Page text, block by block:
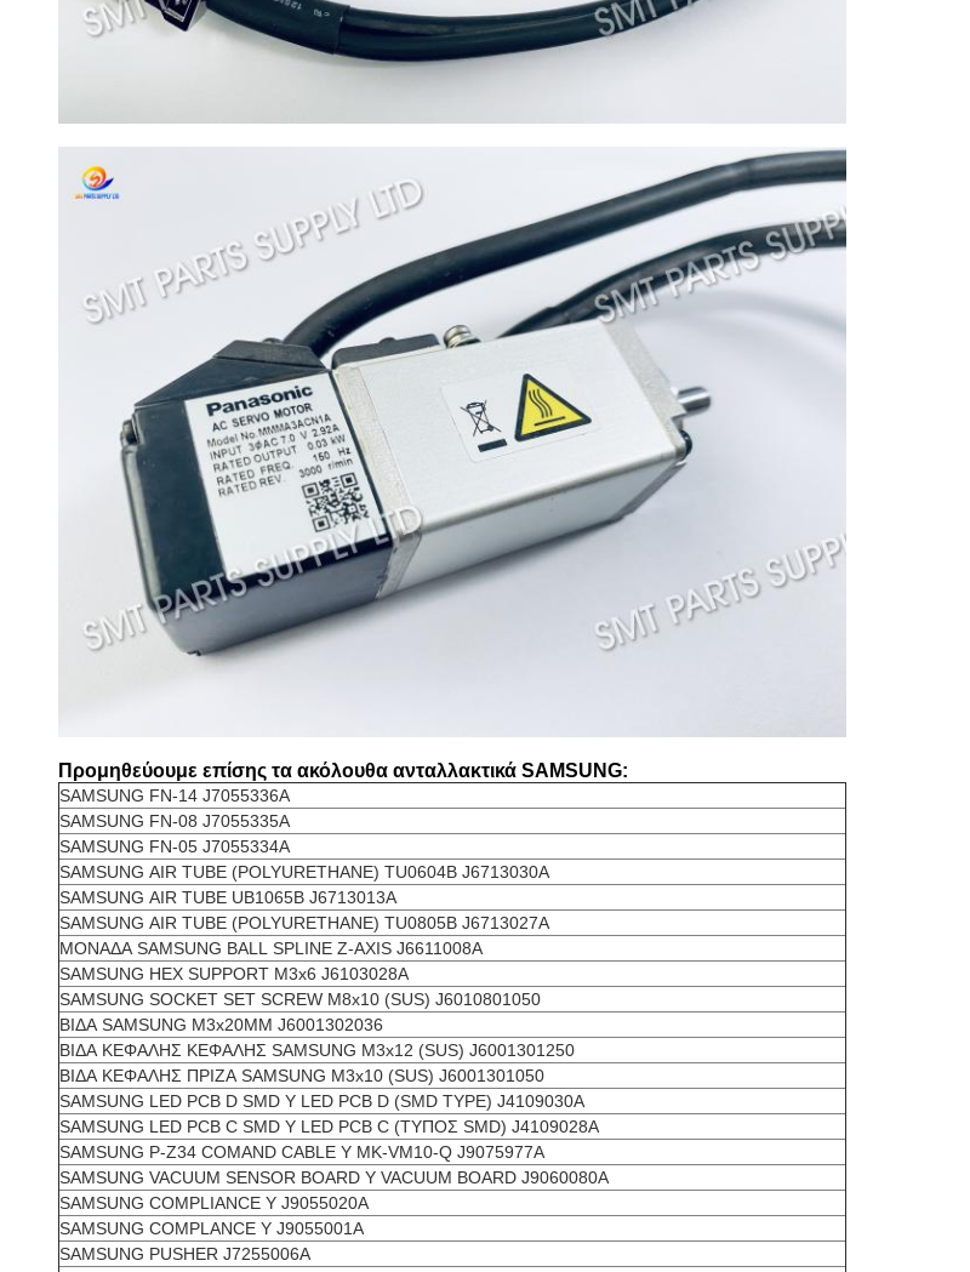
Προμηθεύουμε επίσης τα ακόλουθα ανταλλακτικά SAMSUNG:
SAMSUNG FN-14 J7055336A
SAMSUNG FN-08 J7055335A
SAMSUNG FN-05 J7055334A
SAMSUNG AIR TUBE (POLYURETHANE) TU0604B J6713030A
SAMSUNG AIR TUBE UB1065B J6713013A
SAMSUNG AIR TUBE (POLYURETHANE) TU0805B J6713027A
ΜΟΝΑΔΑ SAMSUNG BALL SPLINE Z-AXIS J6611008A
SAMSUNG HEX SUPPORT M3x6 J6103028A
SAMSUNG SOCKET SET SCREW M8x10 (SUS) J6010801050
ΒΙΔΑ SAMSUNG M3x20MM J6001302036
ΒΙΔΑ ΚΕΦΑΛΗΣ ΚΕΦΑΛΗΣ SAMSUNG M3x12 (SUS) J6001301250
ΒΙΔΑ ΚΕΦΑΛΗΣ ΠΡΙΖΑ SAMSUNG M3x10 (SUS) J6001301050
SAMSUNG LED PCB D SMD Y LED PCB D (SMD TYPE) J4109030A
SAMSUNG LED PCB C SMD Y LED PCB C (ΤΥΠΟΣ SMD) J4109028A
SAMSUNG P-Z34 COMAND CABLE Y MK-VM10-Q J9075977A
SAMSUNG VACUUM SENSOR BOARD Y VACUUM BOARD J9060080A
SAMSUNG COMPLIANCE Y J9055020A
SAMSUNG COMPLANCE Y J9055001A
SAMSUNG PUSHER J7255006A